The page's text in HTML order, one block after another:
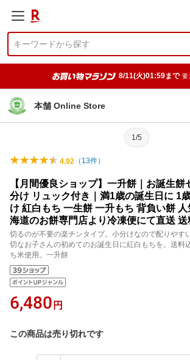
8/11(火)01:59まで 要
本舗 Online Store
1/5
4.92 （ 13件）
【月間優良ショップ】一升餅｜お誕生餅
分け リュック付き｜満1歳の誕生日に 1
け 紅白もち 一生餅 一升もち 背負い餅
海道のお餅専門店より冷凍便にて直送 送
切るのが不要の楽チンタイプ。小分けなので配りやす
切なお子さんの初めてのお誕生日に紅白もちを。送料
ち米使用。一升餅
6,480 円
この商品は売り切れです